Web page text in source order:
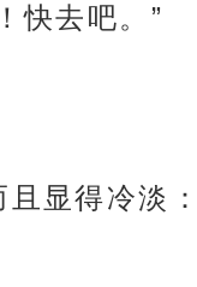
快去吧。”
显得冷淡